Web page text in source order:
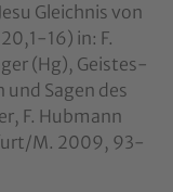
Gleichnis von
16) in: F.
(Hg), Geistes-
und Sagen des
F. Hubmann
M. 2009, 93-